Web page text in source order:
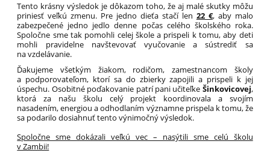
Tento krásny výsledok je dôkazom toho, že aj malé skutky môžu
priniesť veľkú zmenu. Pre jedno dieťa stačí len 22 €, aby malo
zabezpečené jedno jedlo denne počas celého školského roka.
Spoločne sme tak pomohli celej škole a prispeli k tomu, aby deti
mohli pravidelne navštevovať vyučovanie a sústrediť sa
na vzdelávanie.
Ďakujeme všetkým žiakom, rodičom, zamestnancom školy
a podporovateľom, ktorí sa do zbierky zapojili a prispeli k jej
úspechu. Osobitné poďakovanie patrí pani učiteľke Šinkovicovej,
ktorá za našu školu celý projekt koordinovala a svojím
nasadením, energiou a odhodlaním významne prispela k tomu, že
sa podarilo dosiahnuť tento výnimočný výsledok.
Spoločne sme dokázali veľkú vec – nasýtili sme celú školu
v Zambii!